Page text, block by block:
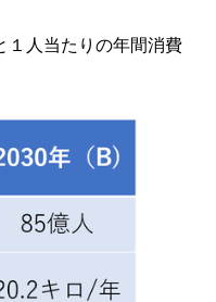
人当たりの年間消費